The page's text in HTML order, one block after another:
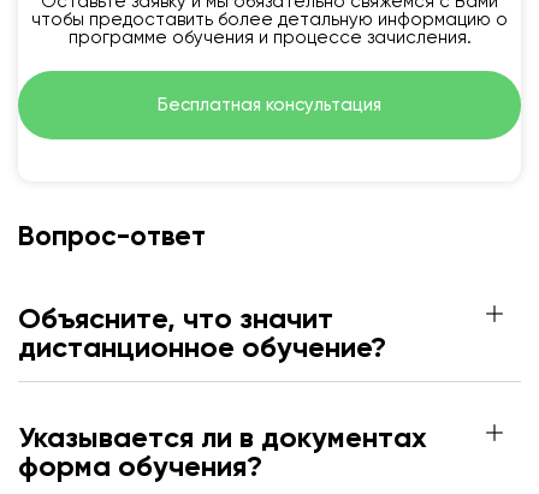
чтобы предоставить более детальную информацию о
программе обучения и процессе зачисления.
Бесплатная консультация
Вопрос-ответ
Объясните, что значит
дистанционное обучение?
Указывается ли в документах
форма обучения?